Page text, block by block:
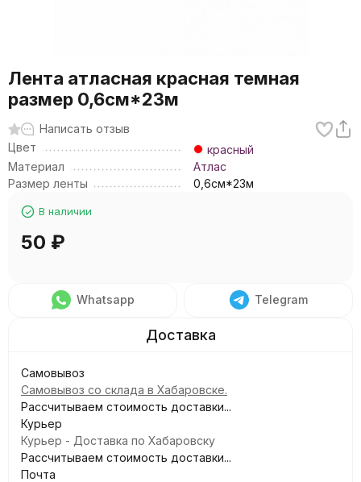
Лента атласная красная темная
размер 0,6см*23м
Написать отзыв
Цвет
красный
Материал
Атлас
Размер ленты
0,6см*23м
В наличии
50 ₽
Whatsapp Telegram
Самовывоз
Самовывоз со склада в Хабаровске.
Рассчитываем стоимость доставки...
Курьер
Курьер - Доставка по Хабаровску
Рассчитываем стоимость доставки...
Почта